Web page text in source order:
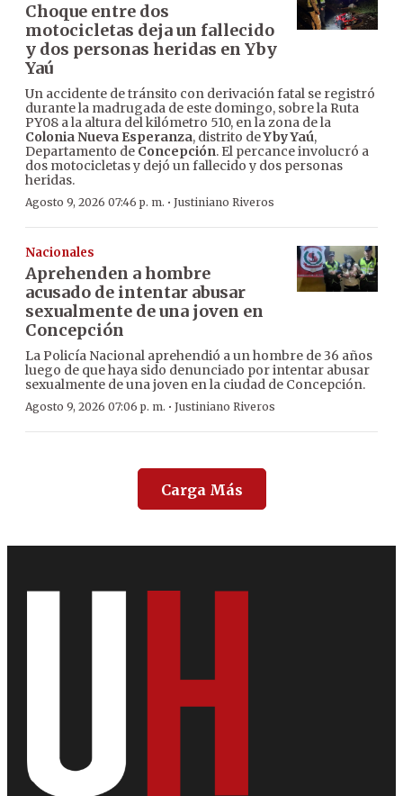
Choque entre dos
motocicletas deja un fallecido
y dos personas heridas en Yby
Yaú
Un accidente de tránsito con derivación fatal se registró
durante la madrugada de este domingo, sobre la Ruta
PY08 a la altura del kilómetro 510, en la zona de la
Colonia Nueva Esperanza, distrito deYby Yaú,
Departamento de Concepción. El percance involucró a
dos motocicletas y dejó un fallecido y dos personas
heridas.
Agosto 9, 2026 07:46 p. m. · Justiniano Riveros
Nacionales
Aprehenden a hombre
acusado de intentar abusar
sexualmente de una joven en
Concepción
La Policía Nacional aprehendió a un hombre de 36 años
luego de que haya sido denunciado por intentar abusar
sexualmente de una joven en la ciudad de Concepción.
Agosto 9, 2026 07:06 p. m. · Justiniano Riveros
Carga Más